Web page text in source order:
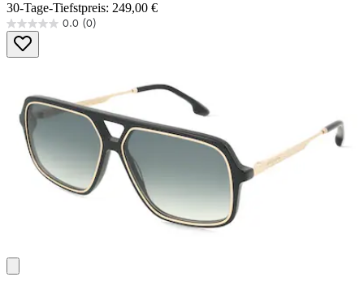
30-Tage-Tiefstpreis: 249,00 €
0.0 (0)
0.0
von
5